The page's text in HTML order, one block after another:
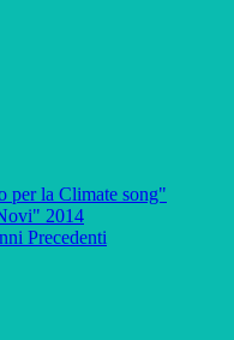
per la Climate song"
2014
Precedenti